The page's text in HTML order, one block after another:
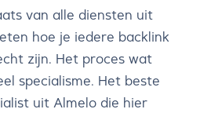
van alle diensten uit
hoe je iedere backlink
zijn. Het proces wat
specialisme. Het beste
uit Almelo die hier